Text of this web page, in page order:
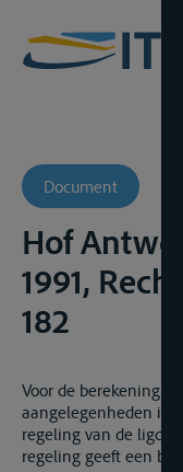
Document
Hof
1991,
182
Voor de berekening
aangelegenheden is
regeling van de
regeling geeft een